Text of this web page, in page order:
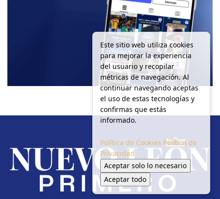
Este sitio web utiliza cookies
para mejorar la experiencia
del usuario y recopilar
métricas de navegación. Al
continuar navegando aceptas
el uso de estas tecnologías y
confirmas que estás
informado.
Política de Cookies Política de
Privacidad
Aceptar solo lo necesario
Aceptar todo